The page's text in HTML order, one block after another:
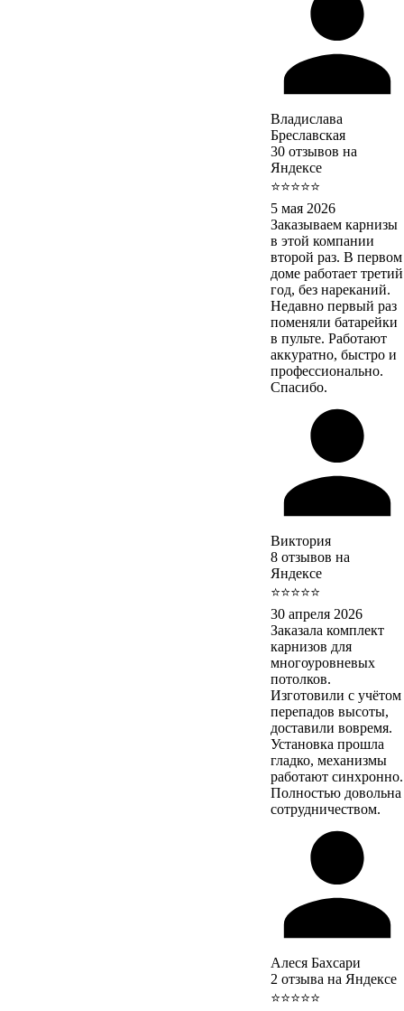
Владислава
Бреславская
30 отзывов на
Яндексе
⭐⭐⭐⭐⭐
5 мая 2026
Заказываем карнизы
в этой компании
второй раз. В первом
доме работает третий
год, без нареканий.
Недавно первый раз
поменяли батарейки
в пульте. Работают
аккуратно, быстро и
профессионально.
Спасибо.
Виктория
8 отзывов на
Яндексе
⭐⭐⭐⭐⭐
30 апреля 2026
Заказала комплект
карнизов для
многоуровневых
потолков.
Изготовили с учётом
перепадов высоты,
доставили вовремя.
Установка прошла
гладко, механизмы
работают синхронно.
Полностью довольна
сотрудничеством.
Алеся Бахсари
2 отзыва на Яндексе
⭐⭐⭐⭐⭐